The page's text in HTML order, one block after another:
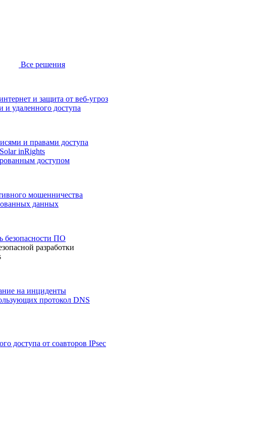
Все решения
и защита от веб-угроз
и удаленного доступа
и правами доступа
inRights
доступом
мошенничества
данных
безопасности ПО
разработки
на инциденты
протокол DNS
доступа от соавторов IPsec